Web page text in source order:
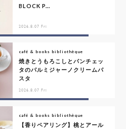
BLOCK P...
2026.8.07 Fri
café & books bibliothèque
焼きとうもろこしとパンチェッ
タのパルミジャーノクリームパ
スタ
2026.8.07 Fri
café & books bibliothèque
【香りペアリング】桃とアール